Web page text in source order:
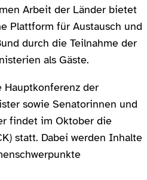
Arbeit der Länder bietet
Plattform für Austausch und
durch die Teilnahme der
als Gäste.
der
sowie Senatorinnen und
findet im Oktober die
statt. Dabei werden Inhalte